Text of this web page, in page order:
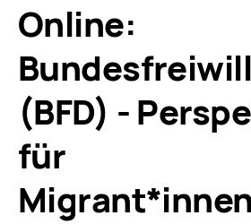
Online:
(BFD) -
für